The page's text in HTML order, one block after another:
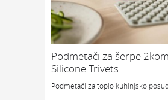
Podmetači za šerpe
Silicone Trivets
Podmetači za toplo kuhinjsko